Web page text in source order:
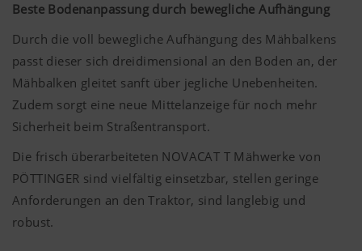
Beste Bodenanpassung durch bewegliche Aufhängung
Durch die voll bewegliche Aufhängung des Mähbalkens
passt dieser sich dreidimensional an den Boden an, der
Mähbalken gleitet sanft über jegliche Unebenheiten.
Zudem sorgt eine neue Mittelanzeige für noch mehr
Sicherheit beim Straßentransport.
Die frisch überarbeiteten NOVACAT T Mähwerke von
PÖTTINGER sind vielfältig einsetzbar, stellen geringe
Anforderungen an den Traktor, sind langlebig und
robust.